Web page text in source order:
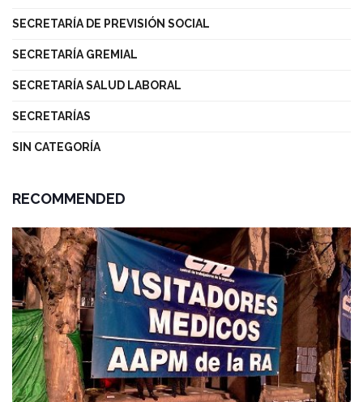
SECRETARÍA DE PREVISIÓN SOCIAL
SECRETARÍA GREMIAL
SECRETARÍA SALUD LABORAL
SECRETARÍAS
SIN CATEGORÍA
RECOMMENDED